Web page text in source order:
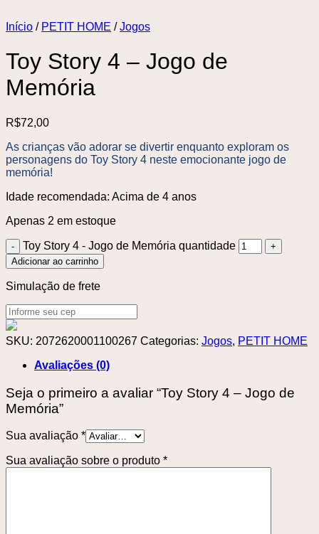
Início / PETIT HOME / Jogos
Toy Story 4 – Jogo de
Memória
R$72,00
As crianças vão adorar se divertir enquanto exploram os
personagens do Toy Story 4 neste emocionante jogo de
memória!
Idade recomendada: Acima de 4 anos
Apenas 2 em estoque
Toy Story 4 - Jogo de Memória quantidade
Adicionar ao carrinho
Simulação de frete
SKU: 2072620001100267 Categorias: Jogos, PETIT HOME
Avaliações (0)
Seja o primeiro a avaliar “Toy Story 4 – Jogo de
Memória”
Sua avaliação *
Sua avaliação sobre o produto *